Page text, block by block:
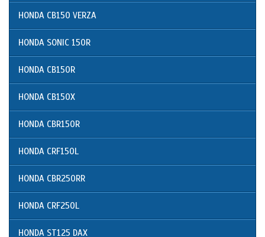
HONDA CB150 VERZA
HONDA SONIC 150R
HONDA CB150R
HONDA CB150X
HONDA CBR150R
HONDA CRF150L
HONDA CBR250RR
HONDA CRF250L
HONDA ST125 DAX